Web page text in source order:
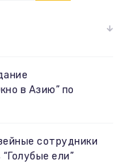
в Азию” по
сотрудники
ели”